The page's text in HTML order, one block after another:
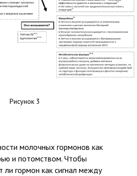
Рисунок 3
молочных гормонов как
и потомством. Чтобы
ли гормон как сигнал между